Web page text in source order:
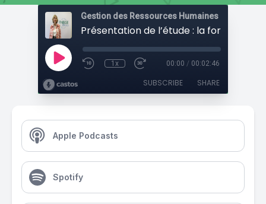
Gestion des Ressources Humaines
1x 00:00 / 00:02:46
SUBSCRIBE SHARE
Apple Podcasts
Spotify